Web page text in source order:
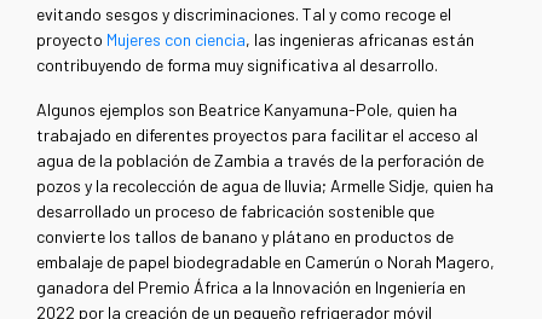
evitando sesgos y discriminaciones. Tal y como recoge el
proyecto Mujeres con ciencia, las ingenieras africanas están
contribuyendo de forma muy significativa al desarrollo.
Algunos ejemplos son Beatrice Kanyamuna-Pole, quien ha
trabajado en diferentes proyectos para facilitar el acceso al
agua de la población de Zambia a través de la perforación de
pozos y la recolección de agua de lluvia; Armelle Sidje, quien ha
desarrollado un proceso de fabricación sostenible que
convierte los tallos de banano y plátano en productos de
embalaje de papel biodegradable en Camerún o Norah Magero,
ganadora del Premio África a la Innovación en Ingeniería en
2022 por la creación de un pequeño refrigerador móvil